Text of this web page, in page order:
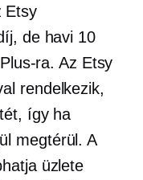
Etsy
de havi 10
ra. Az Etsy
rendelkezik,
így ha
megtérül. A
üzlete